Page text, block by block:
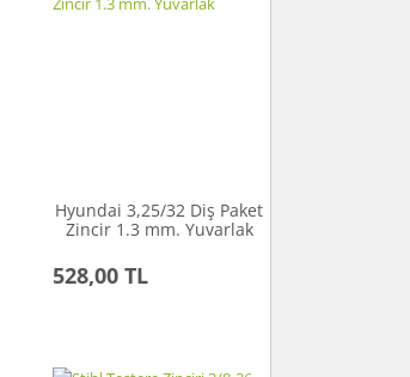
Hyundai 3,25/32 Diş Paket
Zincir 1.3 mm. Yuvarlak
528,00 TL